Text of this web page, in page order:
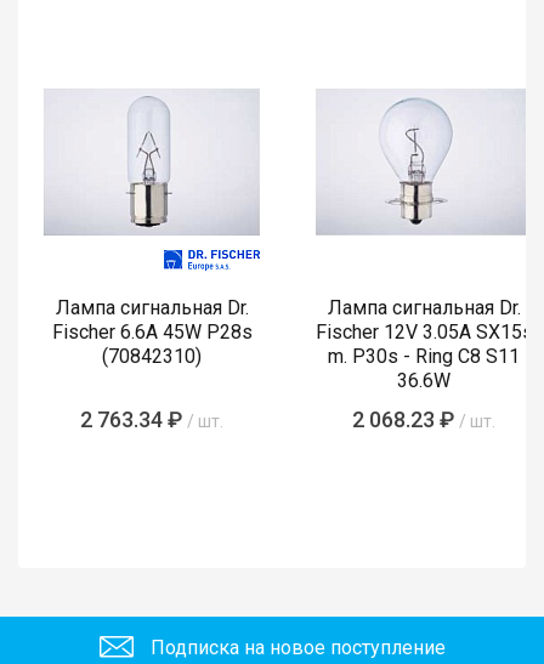
Лампа сигнальная Dr.
Fischer 6.6A 45W P28s
(70842310)
2 763.34 ₽ / шт.
Лампа сигнальная Dr.
Fischer 12V 3.05A SX15s
m. P30s - Ring C8 S11
36.6W
2 068.23 ₽ / шт.
Подписка на новое поступление